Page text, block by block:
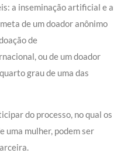
a inseminação artificial e a
de um doador anônimo
de
ou de um doador
grau de uma das
do processo, no qual os
uma mulher, podem ser